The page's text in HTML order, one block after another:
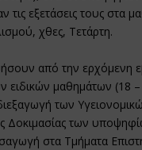
τις εξετάσεις τους στα
χθες, Τετάρτη.
από την ερχόμενη
ειδικών μαθημάτων (18
των
Δοκιμασίας των
στα Τμήματα